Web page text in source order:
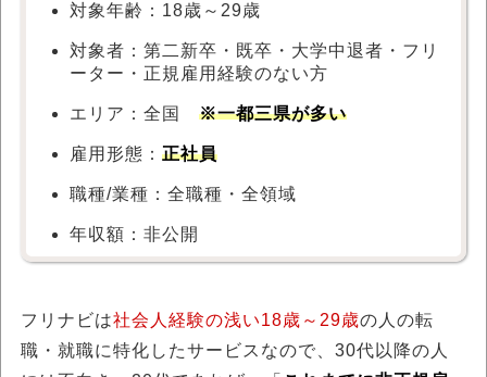
対象年齢：18歳～29歳
対象者：第二新卒・既卒・大学中退者・フリ
ーター・正規雇用経験のない方
エリア：全国 ※一都三県が多い
雇用形態： 正社員
職種/業種：全職種・全領域
年収額：非公開
フリナビは社会人経験の浅い18歳～29歳の人の転
職・就職に特化したサービスなので、30代以降の人